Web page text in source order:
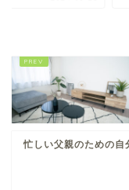
忙しい父親のための自